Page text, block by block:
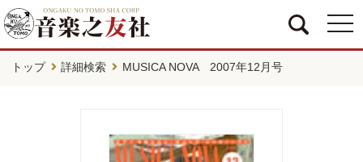
トップ 詳細検索 MUSICA NOVA 2007年12月号